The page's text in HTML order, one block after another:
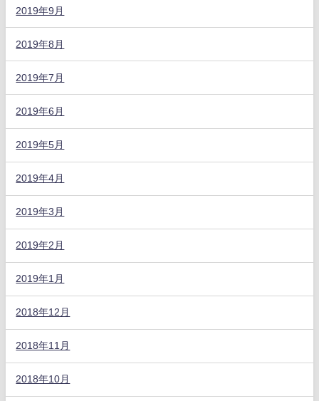
2019年9月
2019年8月
2019年7月
2019年6月
2019年5月
2019年4月
2019年3月
2019年2月
2019年1月
2018年12月
2018年11月
2018年10月